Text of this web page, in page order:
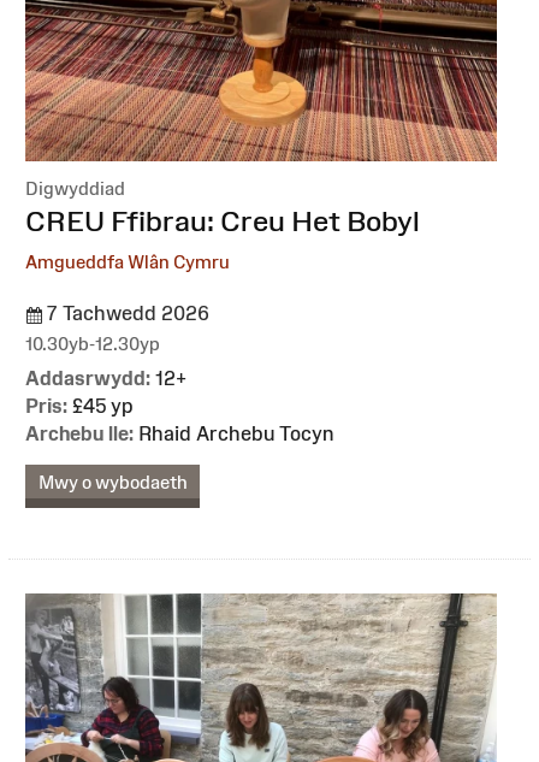
Digwyddiad
:CREU Ffibrau: Creu Het Bobyl
Amgueddfa Wlân Cymru
7 Tachwedd 2026
10.30yb-12.30yp
Addasrwydd: 12+
Pris: £45 yp
Archebu lle: Rhaid Archebu Tocyn
Mwy o wybodaeth